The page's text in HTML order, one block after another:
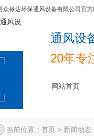
禄达环保通风设备有限公司官方
通风设
20年专
网站首页
当前位置： 首页 > 新闻动态